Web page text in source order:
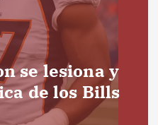
se lesiona y
de los Bills